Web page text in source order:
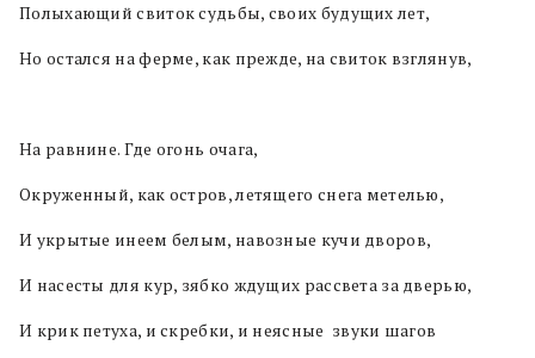
Полыхающий свиток судьбы, своих будущих лет,
Но остался на ферме, как прежде, на свиток взглянув,
На равнине. Где огонь очага,
Окруженный, как остров, летящего снега метелью,
И укрытые инеем белым, навозные кучи дворов,
И насесты для кур, зябко ждущих рассвета за дверью,
И крик петуха, и скребки, и неясные звуки шагов